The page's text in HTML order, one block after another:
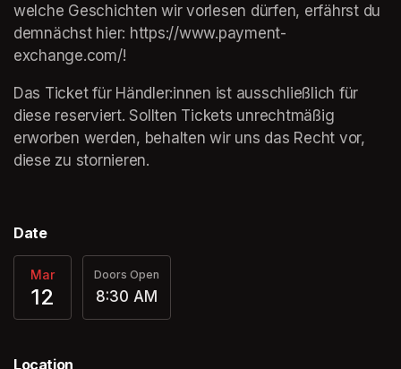
welche Geschichten wir vorlesen dürfen, erfährst du
demnächst hier: https://www.payment-
exchange.com/!
Das Ticket für Händler:innen ist ausschließlich für
diese reserviert. Sollten Tickets unrechtmäßig
erworben werden, behalten wir uns das Recht vor,
diese zu stornieren.
Date
Mar
12
Doors Open
8:30 AM
Location